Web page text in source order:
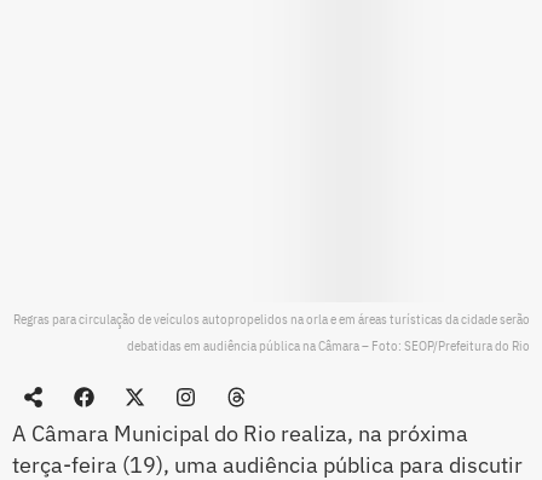
Regras para circulação de veículos autopropelidos na orla e em áreas turísticas da cidade serão
debatidas em audiência pública na Câmara – Foto: SEOP/Prefeitura do Rio
A Câmara Municipal do Rio realiza, na próxima
terça-feira (19), uma audiência pública para discutir